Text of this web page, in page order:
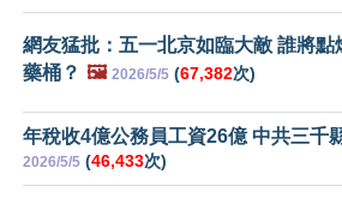
網友猛批：五一北京如臨大敵 誰將點
藥桶？ 🖼️ 2026/5/5 (67,382次)
年稅收4億公務員工資26億 中共三千
2026/5/5 (46,433次)